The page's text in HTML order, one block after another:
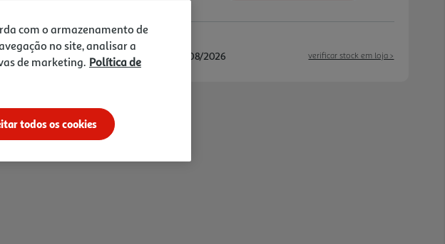
verificar stock em loja >
Entrega estimada entre12/08/2026 e 13/08/2026
com o armazenamento de
no site, analisar a
de marketing. Política de
todos os cookies